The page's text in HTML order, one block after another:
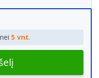
5 vnt.